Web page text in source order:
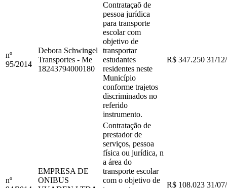
nº
95/2014
Debora Schwingel
Transportes - Me
18243794000180
Contrataçaõ de
pessoa jurídica
para transporte
escolar com
objetivo de
transportar
estudantes
residentes neste
Município
conforme trajetos
discriminados no
referido
instrumento.
R$ 347.250 31/
nº
EMPRESA DE
ONIBUS
Contratação de
prestador de
serviços, pessoa
física ou jurídica, n
a área do
transporte escolar
com o objetivo de
R$ 108.023 31/